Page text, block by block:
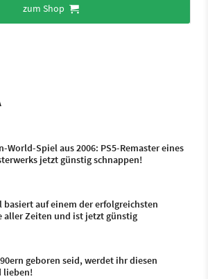
zum Shop
World-Spiel aus 2006: PS5-Remaster eines
jetzt günstig schnappen!
basiert auf einem der erfolgreichsten
aller Zeiten und ist jetzt günstig
geboren seid, werdet ihr diesen
lieben!